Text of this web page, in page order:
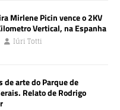
Mirlene Picin vence o 2KV
Vertical, na Espanha
Iúri Totti
de arte do Parque de
Relato de Rodrigo